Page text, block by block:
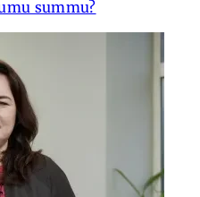
summu?